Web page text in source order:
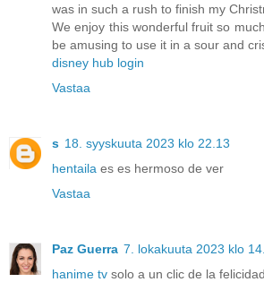
was in such a rush to finish my
We enjoy this wonderful fruit so
be amusing to use it in a sour and
disney hub login
Vastaa
s 18. syyskuuta 2023 klo 22.13
hentaila es es hermoso de ver
Vastaa
Paz Guerra 7. lokakuuta 2023 klo
hanime tv solo a un clic de la felicidad